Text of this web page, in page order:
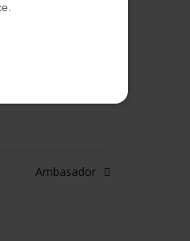
więcej.
Ambasador